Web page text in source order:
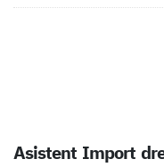
Asistent Import